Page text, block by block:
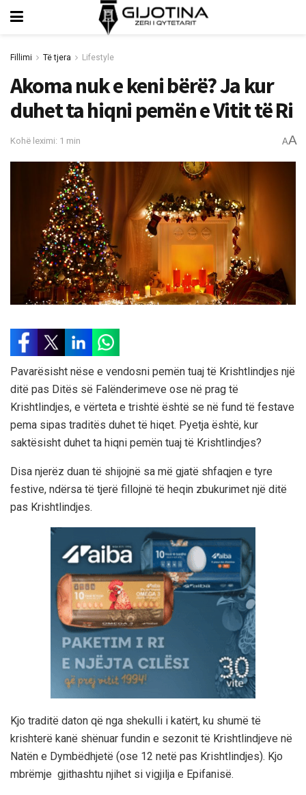
Fillimi Të tjera Lifestyle
Akoma nuk e keni bërë? Ja kur
duhet ta hiqni pemën e Vitit të Ri
Kohë leximi: 1 min AA
Pavarësisht nëse e vendosni pemën tuaj të Krishtlindjes një
ditë pas Ditës së Falënderimeve ose në prag të
Krishtlindjes, e vërteta e trishtë është se në fund të festave
pema sipas traditës duhet të hiqet. Pyetja është, kur
saktësisht duhet ta hiqni pemën tuaj të Krishtlindjes?
Disa njerëz duan të shijojnë sa më gjatë shfaqjen e tyre
festive, ndërsa të tjerë fillojnë të heqin zbukurimet një ditë
pas Krishtlindjes.
Kjo traditë daton që nga shekulli i katërt, ku shumë të
krishterë kanë shënuar fundin e sezonit të Krishtlindjeve në
Natën e Dymbëdhjetë (ose 12 netë pas Krishtlindjes). Kjo
mbrëmje gjithashtu njihet si vigjilja e Epifanisë.